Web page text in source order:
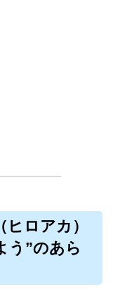
ロアカ）
う”のあら